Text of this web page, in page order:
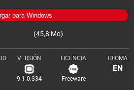
para Windows
(45,8 Mo)
VERSIÓN
9.1.0.334
LICENCIA
Freeware
IDIOMA
EN